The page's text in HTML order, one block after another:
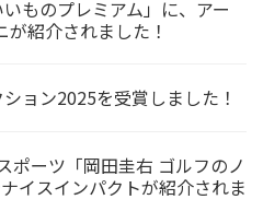
ものプレミアム」に、アー
が紹介されました！
ョン2025を受賞しました！
ポーツ「岡田圭右 ゴルフのノ
イスインパクトが紹介されま